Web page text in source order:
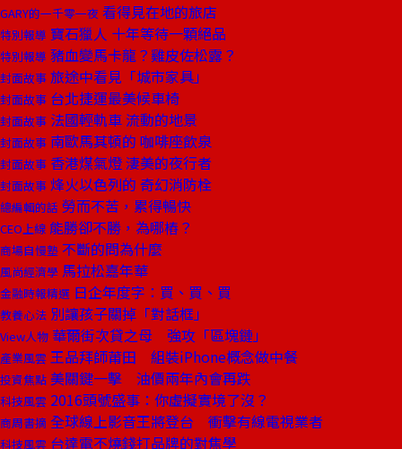
GARY的一千零一夜 看得見在地的旅店
特別報導 寶石獵人 十年等待一顆絕品
特別報導 豬血變馬卡龍？雞皮佐松露？
封面故事 旅途中看見「城市家具」
封面故事 台北捷運最美候車椅
封面故事 法國輕軌車 流動的地景
封面故事 南歐馬其頓的 咖啡座飲泉
封面故事 香港煤氣燈 淒美的夜行者
封面故事 烽火以色列的 奇幻消防栓
總編輯的話 勞而不苦，累得暢快
CEO上線 能勝卻不勝，為哪樁？
商場自慢塾 不斷的問為什麼
風尚經濟學 馬拉松嘉年華
金融時報精選 日企年度字：買、買、買
教養心法 別讓孩子關掉「對話框」
View人物 華爾街次貸之母 強攻「區塊鏈」
產業風雲 王品拜師莆田 組裝iPhone概念做中餐
投資焦點 美關鍵一擊 油價兩年內會再跌
科技風雲 2016頭號盛事：你虛擬實境了沒？
商周書摘 全球線上影音王將登台 衝擊有線電視業者
科技風雲 台達電不燒錢打品牌的對焦學